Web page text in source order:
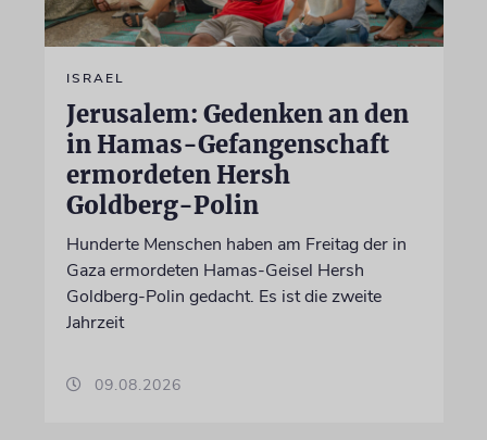
ISRAEL
Jerusalem: Gedenken an den
in Hamas-Gefangenschaft
ermordeten Hersh
Goldberg-Polin
Hunderte Menschen haben am Freitag der in
Gaza ermordeten Hamas-Geisel Hersh
Goldberg-Polin gedacht. Es ist die zweite
Jahrzeit
09.08.2026